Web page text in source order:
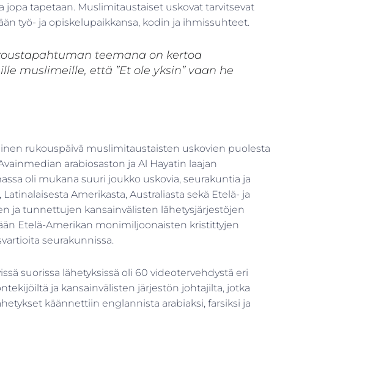
jopa tapetaan. Muslimitaustaiset uskovat tarvitsevat
työ- ja opiskelupaikkansa, kodin ja ihmissuhteet.
teemana on kertoa
muslimeille, että ”Et ole yksin” vaan he
rukouspäivä muslimitaustaisten uskovien puolesta
arabiosaston ja Al Hayatin laajan
oli mukana suuri joukko uskovia, seurakuntia ja
Amerikasta, Australiasta sekä Etelä- ja
ja tunnettujen kansainvälisten lähetysjärjestöjen
Etelä-Amerikan monimiljoonaisten kristittyjen
seurakunnissa.
suorissa lähetyksissä oli 60 videotervehdystä eri
ja kansainvälisten järjestön johtajilta, jotka
käännettiin englannista arabiaksi, farsiksi ja